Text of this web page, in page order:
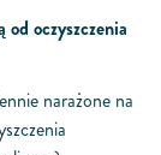
oczyszczenia
narażone na